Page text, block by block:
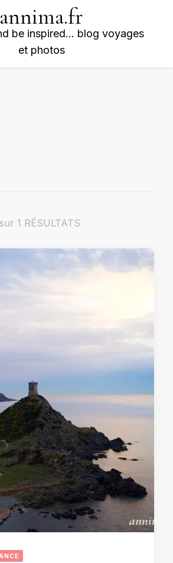
annima.fr
be inspired… blog voyages
et photos
1 RÉSULTATS